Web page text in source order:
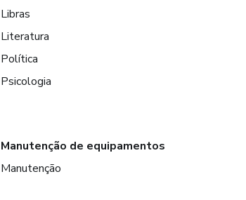
Libras
Literatura
Política
Psicologia
Manutenção de equipamentos
Manutenção